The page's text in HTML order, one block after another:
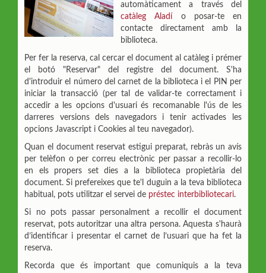
automàticament a través del
catàleg Aladí o posar-te en
contacte directament amb la
biblioteca.
Per fer la reserva, cal cercar el document al catàleg i prémer
el botó "Reservar" del registre del document. S'ha
d'introduir el número del carnet de la biblioteca i el PIN per
iniciar la transacció (per tal de validar-te correctament i
accedir a les opcions d'usuari és recomanable l'ús de les
darreres versions dels navegadors i tenir activades les
opcions Javascript i Cookies al teu navegador).
Quan el document reservat estigui preparat, rebràs un avís
per telèfon o per correu electrònic per passar a recollir-lo
en els propers set dies a la biblioteca propietària del
document. Si prefereixes que te'l duguin a la teva biblioteca
habitual, pots utilitzar el servei de préstec interbibliotecari.
Si no pots passar personalment a recollir el document
reservat, pots autoritzar una altra persona. Aquesta s'haurà
d’identificar i presentar el carnet de l’usuari que ha fet la
reserva.
Recorda que és important que comuniquis a la teva